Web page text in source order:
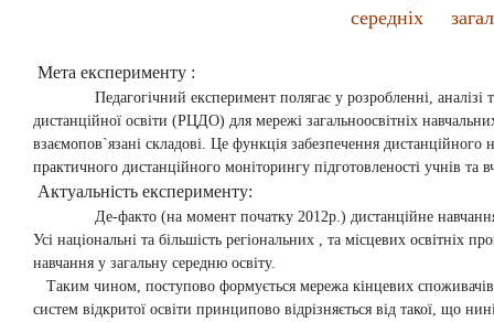
середніх
Мета експерименту :
Педагогічний експеримент полягає у розробленні, аналізі та
дистанційної освіти (РЦДО) для мережі загальноосвітніх
взаємопов`язані складові. Це функція забезпечення
практичного дистанційного моніторингу підготовленості учнів та
Актуальність експерименту:
Де-факто (на момент початку 2012р.) дистанційне навчання все
Усі національні та більшість регіональних , та місцевих
навчання у загальну середню освіту.
Таким чином, поступово формується мережа кінцевих споживачів
систем відкритої освіти принципово відрізняється від такої, що